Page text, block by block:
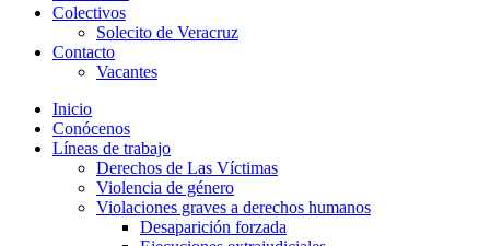
Colectivos
Solecito de Veracruz
Contacto
Vacantes
Inicio
Conócenos
Líneas de trabajo
Derechos de Las Víctimas
Violencia de género
Violaciones graves a derechos humanos
Desaparición forzada​